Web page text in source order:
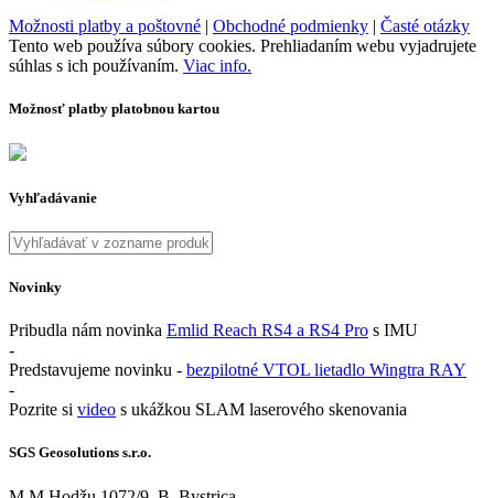
Možnosti platby a poštovné | Obchodné podmienky | Časté otázky
Tento web používa súbory cookies. Prehliadaním webu vyjadrujete
súhlas s ich používaním. Viac info.
Možnosť platby platobnou kartou
Vyhľadávanie
Novinky
Pribudla nám novinka Emlid Reach RS4 a RS4 Pro s IMU
-
Predstavujeme novinku - bezpilotné VTOL lietadlo Wingtra RAY
-
Pozrite si video s ukážkou SLAM laserového skenovania
SGS Geosolutions s.r.o.